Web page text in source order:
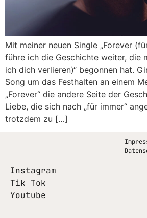
Mit meiner neuen Single „Forever
führe ich die Geschichte weiter, die
ich dich verlieren)“ begonnen hat.
Song um das Festhalten an einem
„Forever“ die andere Seite der
Liebe, die sich nach „für immer“
trotzdem zu […]
Instagram
Tik Tok
Youtube